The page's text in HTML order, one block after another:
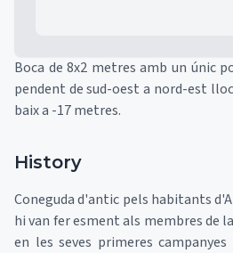
Boca de 8x2 metres amb un únic
pendent de sud-oest a nord-est
baix a -17 metres.
History
Coneguda d'antic pels habitants
hi van fer esment als membres de
en les seves primeres